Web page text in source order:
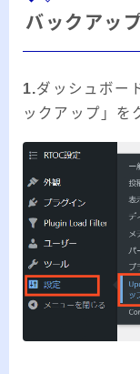
バックアッ
1.ダッシュボー
ックアップ」を